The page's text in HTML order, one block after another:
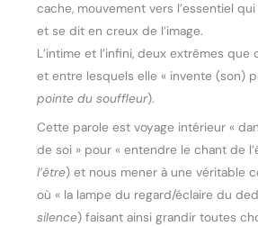
cache, mouvement vers l’essentiel
et se dit en creux de l’image.
L’intime et l’infini, deux extrêmes
et entre lesquels elle « invente (son)
pointe du souffleur).
Cette parole est voyage intérieur «
de soi » pour « entendre le chant de
l’être) et nous mener à une véritable
où « la lampe du regard/éclaire du
silence) faisant ainsi grandir toutes